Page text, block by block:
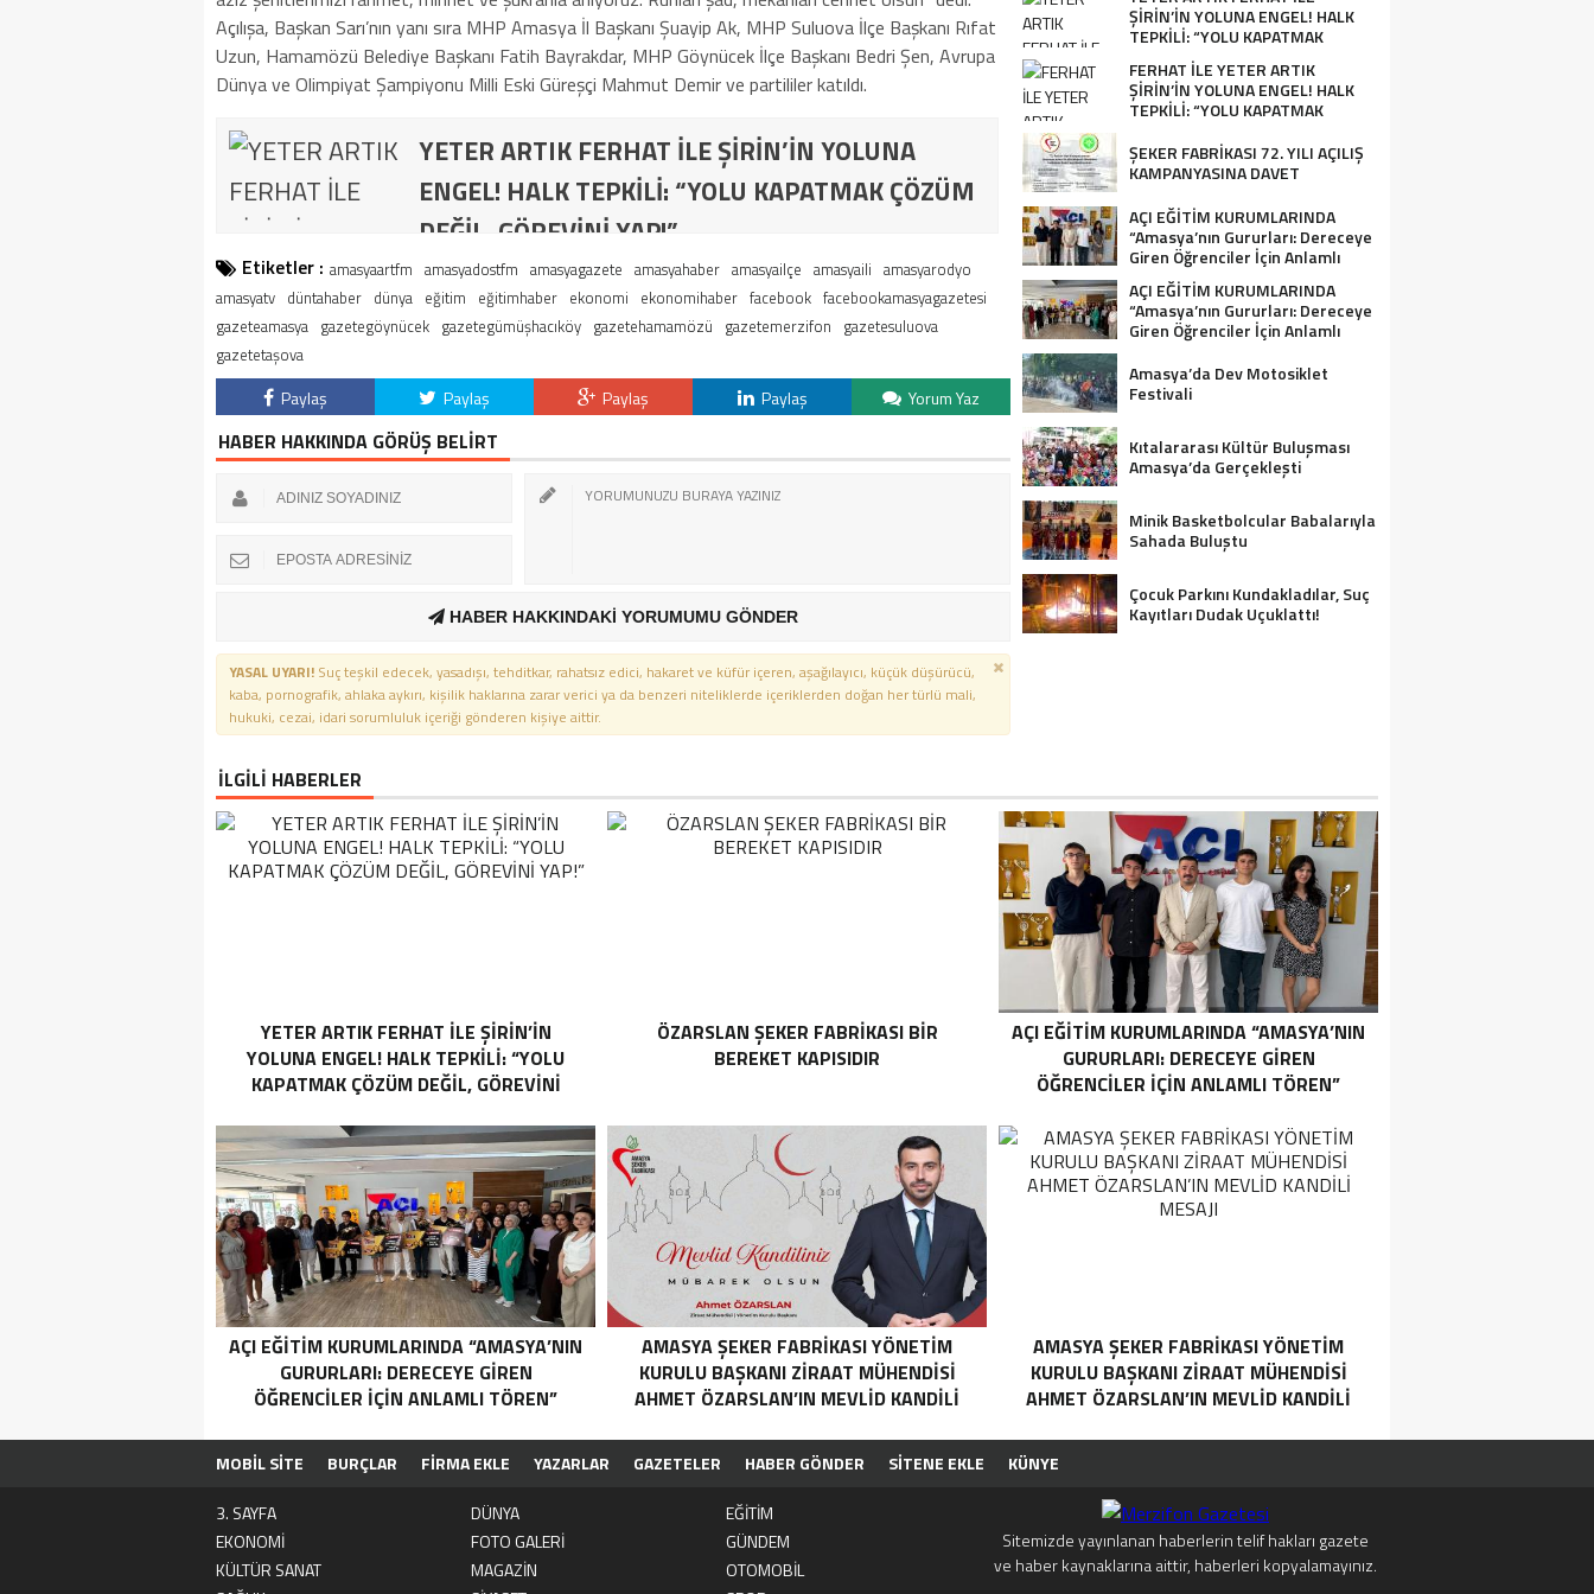
Açılışa, Başkan Sarı’nın yanı sıra MHP Amasya İl Başkanı Şuayip Ak, MHP Suluova İlçe Başkanı Rıfat
Uzun, Hamamözü Belediye Başkanı Fatih Bayrakdar, MHP Göynücek İlçe Başkanı Bedri Şen, Avrupa
Dünya ve Olimpiyat Şampiyonu Milli Eski Güreşçi Mahmut Demir ve partililer katıldı.
YETER ARTIK FERHAT İLE ŞİRİN’İN YOLUNA
ENGEL! HALK TEPKİLİ: “YOLU KAPATMAK ÇÖZÜM
DEĞİL, GÖREVİNİ YAP!”
Etiketler : amasyaartfm amasyadostfm amasyagazete amasyahaber amasyailçe amasyaili amasyarodyo
amasyatv düntahaber dünya eğitim eğitimhaber ekonomi ekonomihaber facebook facebookamasyagazetesi
gazeteamasya gazetegöynücek gazetegümüşhacıköy gazetehamamözü gazetemerzifon gazetesuluova
gazetetaşova
Paylaş Paylaş Paylaş Paylaş Yorum Yaz
HABER HAKKINDA GÖRÜŞ BELİRT
HABER HAKKINDAKİ YORUMUMU GÖNDER
YASAL UYARI! Suç teşkil edecek, yasadışı, tehditkar, rahatsız edici, hakaret ve küfür içeren, aşağılayıcı, küçük düşürücü,
kaba, pornografik, ahlaka aykırı, kişilik haklarına zarar verici ya da benzeri niteliklerde içeriklerden doğan her türlü mali,
hukuki, cezai, idari sorumluluk içeriği gönderen kişiye aittir.
ŞİRİN’İN YOLUNA ENGEL! HALK
TEPKİLİ: “YOLU KAPATMAK
ÇÖZÜM DEĞİL, GÖREVİNİ YAP!”
FERHAT İLE YETER ARTIK
ŞİRİN’İN YOLUNA ENGEL! HALK
TEPKİLİ: “YOLU KAPATMAK
ŞEKER FABRİKASI 72. YILI AÇILIŞ
KAMPANYASINA DAVET
AÇI EĞİTİM KURUMLARINDA
“Amasya’nın Gururları: Dereceye
Giren Öğrenciler İçin Anlamlı
Tören”
AÇI EĞİTİM KURUMLARINDA
“Amasya’nın Gururları: Dereceye
Giren Öğrenciler İçin Anlamlı
Amasya’da Dev Motosiklet
Festivali
Kıtalararası Kültür Buluşması
Amasya’da Gerçekleşti
Minik Basketbolcular Babalarıyla
Sahada Buluştu
Çocuk Parkını Kundakladılar, Suç
Kayıtları Dudak Uçuklattı!
İLGİLİ HABERLER
YETER ARTIK FERHAT İLE ŞİRİN’İN
YOLUNA ENGEL! HALK TEPKİLİ: “YOLU
KAPATMAK ÇÖZÜM DEĞİL, GÖREVİNİ
ÖZARSLAN ŞEKER FABRİKASI BİR
BEREKET KAPISIDIR
AÇI EĞİTİM KURUMLARINDA “AMASYA’NIN
GURURLARI: DERECEYE GIREN
ÖĞRENCILER İÇIN ANLAMLI TÖREN”
AÇI EĞİTİM KURUMLARINDA “AMASYA’NIN
GURURLARI: DERECEYE GIREN
ÖĞRENCILER İÇIN ANLAMLI TÖREN”
AMASYA ŞEKER FABRIKASI YÖNETIM
KURULU BAŞKANI ZIRAAT MÜHENDISI
AHMET ÖZARSLAN’IN MEVLID KANDILI
AMASYA ŞEKER FABRIKASI YÖNETIM
KURULU BAŞKANI ZIRAAT MÜHENDISI
AHMET ÖZARSLAN’IN MEVLID KANDILI
MOBİL SİTE BURÇLAR FİRMA EKLE YAZARLAR GAZETELER HABER GÖNDER SİTENE EKLE
KÜNYE
3. SAYFA
DÜNYA
EĞİTİM
EKONOMİ
FOTO GALERİ
GÜNDEM
KÜLTÜR SANAT
MAGAZİN
OTOMOBİL
Sitemizde yayınlanan haberlerin telif hakları gazete
ve haber kaynaklarına aittir, haberleri kopyalamayınız.